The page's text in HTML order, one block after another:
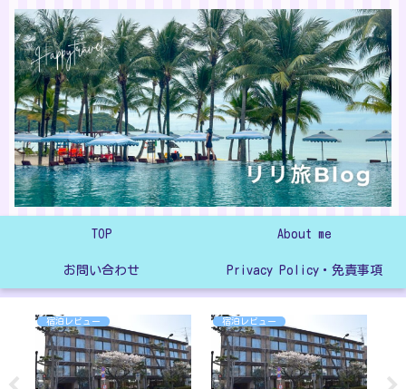
TOP About me
お問い合わせ Privacy Policy・免責事項
宿泊レビュー 宿泊レビュー